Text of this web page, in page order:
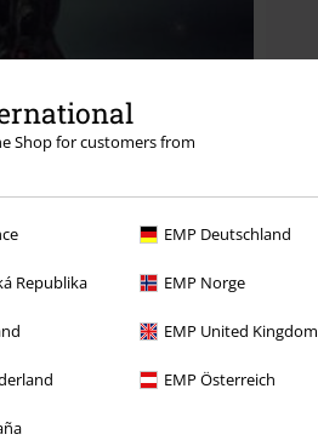
Shop for customers from
EMP Deutschland
Republika EMP Norge
EMP United Kingdom
EMP Österreich